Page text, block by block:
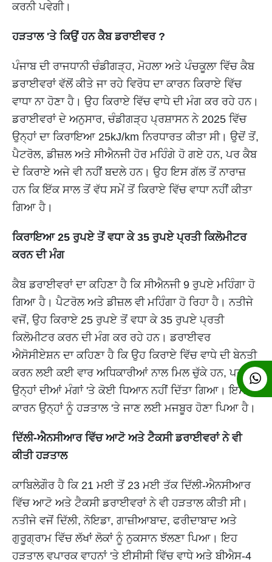
ਕਰਨੀ ਪਵੇਗੀ।
ਹੜਤਾਲ 'ਤੇ ਕਿਉਂ ਹਨ ਕੈਬ ਡਰਾਈਵਰ ?
ਪੰਜਾਬ ਦੀ ਰਾਜਧਾਨੀ ਚੰਡੀਗੜ੍ਹ, ਮੋਹਲਾ ਅਤੇ ਪੰਚਕੂਲਾ ਵਿੱਚ ਕੈਬ
ਡਰਾਈਵਰਾਂ ਵੱਲੋਂ ਕੀਤੇ ਜਾ ਰਹੇ ਵਿਰੋਧ ਦਾ ਕਾਰਨ ਕਿਰਾਏ ਵਿੱਚ
ਵਾਧਾ ਨਾ ਹੋਣਾ ਹੈ। ਉਹ ਕਿਰਾਏ ਵਿੱਚ ਵਾਧੇ ਦੀ ਮੰਗ ਕਰ ਰਹੇ ਹਨ।
ਡਰਾਈਵਰਾਂ ਦੇ ਅਨੁਸਾਰ, ਚੰਡੀਗੜ੍ਹ ਪ੍ਰਸ਼ਾਸਨ ਨੇ 2025 ਵਿੱਚ
ਉਨ੍ਹਾਂ ਦਾ ਕਿਰਾਇਆ 25kJ/km ਨਿਰਧਾਰਤ ਕੀਤਾ ਸੀ। ਉਦੋਂ ਤੋਂ,
ਪੈਟਰੋਲ, ਡੀਜ਼ਲ ਅਤੇ ਸੀਐਨਜੀ ਹੋਰ ਮਹਿੰਗੇ ਹੋ ਗਏ ਹਨ, ਪਰ ਕੈਬ
ਦੇ ਕਿਰਾਏ ਅਜੇ ਵੀ ਨਹੀਂ ਬਦਲੇ ਹਨ। ਉਹ ਇਸ ਗੱਲ ਤੋਂ ਨਾਰਾਜ਼
ਹਨ ਕਿ ਇੱਕ ਸਾਲ ਤੋਂ ਵੱਧ ਸਮੇਂ ਤੋਂ ਕਿਰਾਏ ਵਿੱਚ ਵਾਧਾ ਨਹੀਂ ਕੀਤਾ
ਗਿਆ ਹੈ।
ਕਿਰਾਇਆ 25 ਰੁਪਏ ਤੋਂ ਵਧਾ ਕੇ 35 ਰੁਪਏ ਪ੍ਰਤੀ ਕਿਲੋਮੀਟਰ
ਕਰਨ ਦੀ ਮੰਗ
ਕੈਬ ਡਰਾਈਵਰਾਂ ਦਾ ਕਹਿਣਾ ਹੈ ਕਿ ਸੀਐਨਜੀ 9 ਰੁਪਏ ਮਹਿੰਗਾ ਹੋ
ਗਿਆ ਹੈ। ਪੈਟਰੋਲ ਅਤੇ ਡੀਜ਼ਲ ਵੀ ਮਹਿੰਗਾ ਹੋ ਰਿਹਾ ਹੈ। ਨਤੀਜੇ
ਵਜੋਂ, ਉਹ ਕਿਰਾਏ 25 ਰੁਪਏ ਤੋਂ ਵਧਾ ਕੇ 35 ਰੁਪਏ ਪ੍ਰਤੀ
ਕਿਲੋਮੀਟਰ ਕਰਨ ਦੀ ਮੰਗ ਕਰ ਰਹੇ ਹਨ। ਡਰਾਈਵਰ
ਐਸੋਸੀਏਸ਼ਨ ਦਾ ਕਹਿਣਾ ਹੈ ਕਿ ਉਹ ਕਿਰਾਏ ਵਿੱਚ ਵਾਧੇ ਦੀ ਬੇਨਤੀ
ਕਰਨ ਲਈ ਕਈ ਵਾਰ ਅਧਿਕਾਰੀਆਂ ਨਾਲ ਮਿਲ ਚੁੱਕੇ ਹਨ, ਪਰ
ਉਨ੍ਹਾਂ ਦੀਆਂ ਮੰਗਾਂ 'ਤੇ ਕੋਈ ਧਿਆਨ ਨਹੀਂ ਦਿੱਤਾ ਗਿਆ। ਇਸ
ਕਾਰਨ ਉਨ੍ਹਾਂ ਨੂੰ ਹੜਤਾਲ 'ਤੇ ਜਾਣ ਲਈ ਮਜਬੂਰ ਹੋਣਾ ਪਿਆ ਹੈ।
ਦਿੱਲੀ-ਐਨਸੀਆਰ ਵਿੱਚ ਆਟੋ ਅਤੇ ਟੈਕਸੀ ਡਰਾਈਵਰਾਂ ਨੇ ਵੀ
ਕੀਤੀ ਹੜਤਾਲ
ਕਾਬਿਲੇਗੌਰ ਹੈ ਕਿ 21 ਮਈ ਤੋਂ 23 ਮਈ ਤੱਕ ਦਿੱਲੀ-ਐਨਸੀਆਰ
ਵਿੱਚ ਆਟੋ ਅਤੇ ਟੈਕਸੀ ਡਰਾਈਵਰਾਂ ਨੇ ਵੀ ਹੜਤਾਲ ਕੀਤੀ ਸੀ।
ਨਤੀਜੇ ਵਜੋਂ ਦਿੱਲੀ, ਨੋਇਡਾ, ਗਾਜ਼ੀਆਬਾਦ, ਫਰੀਦਾਬਾਦ ਅਤੇ
ਗੁਰੂਗ੍ਰਾਮ ਵਿੱਚ ਲੱਖਾਂ ਲੋਕਾਂ ਨੂੰ ਨੁਕਸਾਨ ਝੱਲਣਾ ਪਿਆ। ਇਹ
ਹੜਤਾਲ ਵਪਾਰਕ ਵਾਹਨਾਂ 'ਤੇ ਈਸੀਸੀ ਵਿੱਚ ਵਾਧੇ ਅਤੇ ਬੀਐਸ-4